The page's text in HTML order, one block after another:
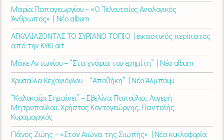
Μαρία Παπαγεωργίου – «Ο Τελευταίος Αναλογικός
Άνθρωπος» | Νέο album
ΑΓΚΑΛΙΑΖΟΝΤΑΣ ΤΟ ΣΥΡΙΑΝΟ ΤΟΠΙΟ | εικαστικός περίπατος
από την KYKLart
Μάκε Αντωνίου – “Στα χνάρια του ερημίτη” | Νέο album
Χρυσούλα Κεχαγιόγλου – “Αποθήκη” | Νέο Άλμπουμ
“Καλοκαίρι Σημαίνει” – Εβελίνα Παπούλια, Λυγερή
Μητροπούλου, Χρήστος Κοντογεώργης, Παντελής
Κυραμαργιός
Πάνος Ζώης – «Στον Αιώνα της Σιωπής» | Νέα κυκλοφορία